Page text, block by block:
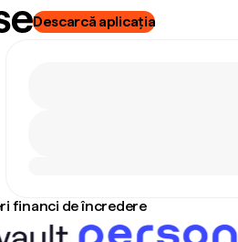
Descarcă aplicația
financi de încredere